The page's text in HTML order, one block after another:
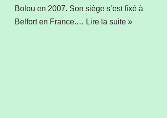
Bolou en 2007. Son siège s’est fixé à
Belfort en France.… Lire la suite »